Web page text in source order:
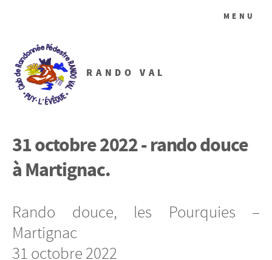
RANDO VAL
MENU
31 octobre 2022 - rando douce
à Martignac.
Rando douce, les Pourquies –
Martignac
31 octobre 2022